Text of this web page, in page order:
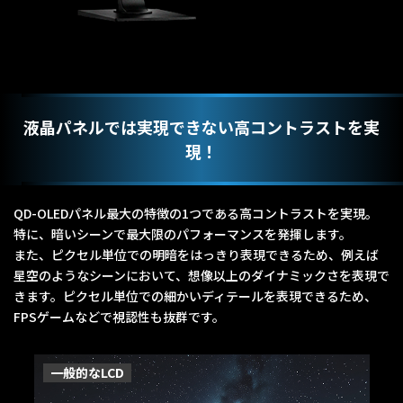
液晶パネルでは実現できない高コントラストを実
現！
QD-OLEDパネル最大の特徴の1つである高コントラストを実現。
特に、暗いシーンで最大限のパフォーマンスを発揮します。
また、ピクセル単位での明暗をはっきり表現できるため、例えば
星空のようなシーンにおいて、想像以上のダイナミックさを表現で
きます。ピクセル単位での細かいディテールを表現できるため、
FPSゲームなどで視認性も抜群です。
一般的なLCD